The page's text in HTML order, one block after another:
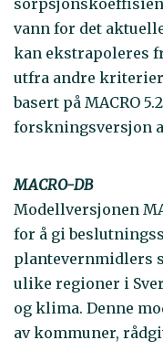
vann for det
kan ekstrapoleres
utfra andre kriterier
basert på MACRO
forskningsversjon
MACRO-DB
Modellversjonen
for å gi
plantevernmidlers
ulike regioner i
og klima. Denne
av kommuner,